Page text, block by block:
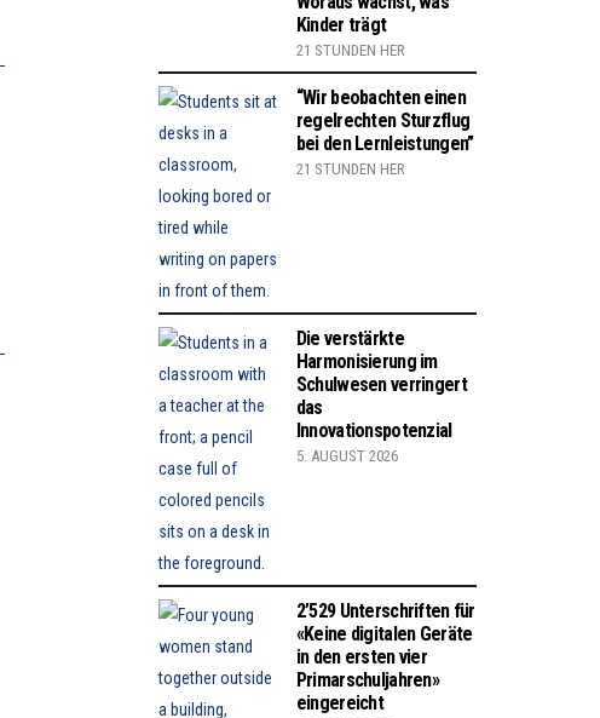
Kinder trägt
21 STUNDEN HER
“Wir beobachten einen
regelrechten Sturzflug
bei den Lernleistungen”
21 STUNDEN HER
Die verstärkte
Harmonisierung im
Schulwesen verringert
das
Innovationspotenzial
5. AUGUST 2026
2’529 Unterschriften für
«Keine digitalen Geräte
in den ersten vier
Primarschuljahren»
eingereicht